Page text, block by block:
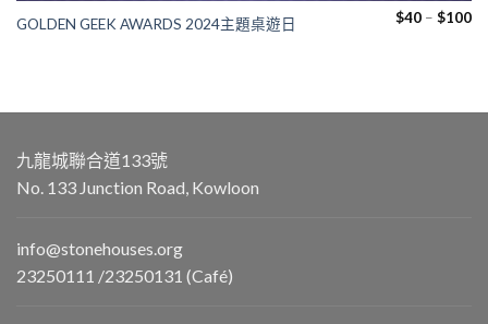
GOLDEN GEEK AWARDS 2024主題桌遊日 $40 – $100
九龍城聯合道133號
No. 133 Junction Road, Kowloon
info@stonehouses.org
23250111 /23250131 (Café)